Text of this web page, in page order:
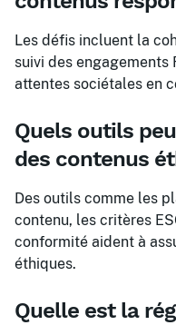
Les défis incluent la
suivi des
attentes sociétales en
Quels outils
des contenus
Des outils comme les
contenu, les critères
conformité aident à
éthiques.
Quelle est la